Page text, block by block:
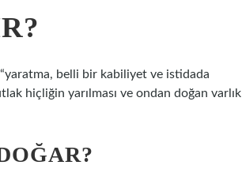
“yaratma, belli bir kabiliyet ve istidada
hiçliğin yarılması ve ondan doğan varlık